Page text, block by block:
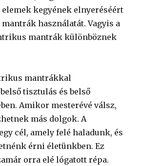
elemek kegyének elnyeréséért
használatát. Vagyis a
mantrák különböznek
mantrákkal
tisztulás és belső
Amikor mesterévé válsz,
más dolgok. A
cél, amely felé haladunk, és
érni életünkben. Ez
orra elé lógatott répa.